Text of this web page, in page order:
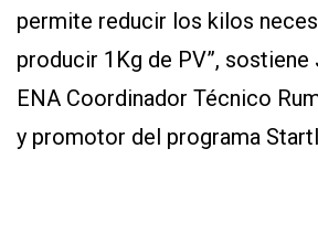
permite reducir los kilos
producir 1Kg de PV”, sostiene
ENA Coordinador Técnico
y promotor del programa